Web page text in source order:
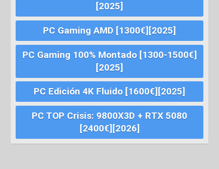
[2025]
PC Gaming AMD [1300€][2025]
PC Gaming 100% Montado [1300-1500€]
[2025]
PC Edición 4K Fluido [1600€][2025]
PC TOP Crisis: 9800X3D + RTX 5080
[2400€][2026]